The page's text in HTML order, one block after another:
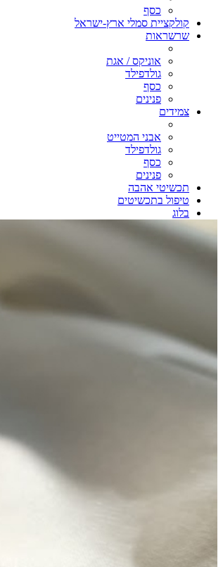
כסף
קולקציית סמלי ארץ-ישראל
שרשראות
אוניקס / אגת
גולדפילד
כסף
פנינים
צמידים
אבני המטייט
גולדפילד
כסף
פנינים
תכשיטי אהבה
טיפול בתכשיטים
בלוג